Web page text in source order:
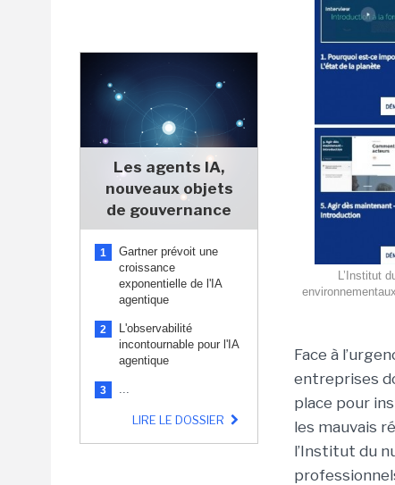
Les agents IA,
nouveaux objets
de gouvernance
1
Gartner prévoit une
croissance
exponentielle de l'IA
agentique
2
L'observabilité
incontournable pour l'IA
agentique
3 ...
LIRE LE DOSSIER
L’Institut
Face à
entreprises
place pour
les mauvais
l’Institut du